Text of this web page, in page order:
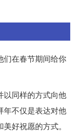
们在春节期间给你
以同样的方式向他
年不仅是表达对他
好祝愿的方式。